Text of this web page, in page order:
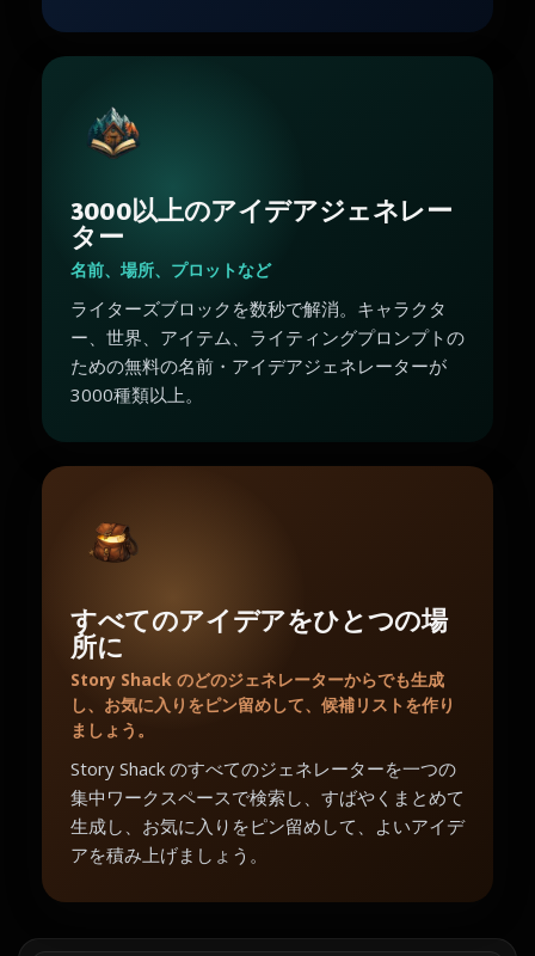
3000以上のアイデアジェネレー
ター
名前、場所、プロットなど
ライターズブロックを数秒で解消。キャラクタ
ー、世界、アイテム、ライティングプロンプトの
ための無料の名前・アイデアジェネレーターが
3000種類以上。
すべてのアイデアをひとつの場
所に
Story Shack のどのジェネレーターからでも生成
し、お気に入りをピン留めして、候補リストを作り
ましょう。
Story Shack のすべてのジェネレーターを一つの
集中ワークスペースで検索し、すばやくまとめて
生成し、お気に入りをピン留めして、よいアイデ
アを積み上げましょう。